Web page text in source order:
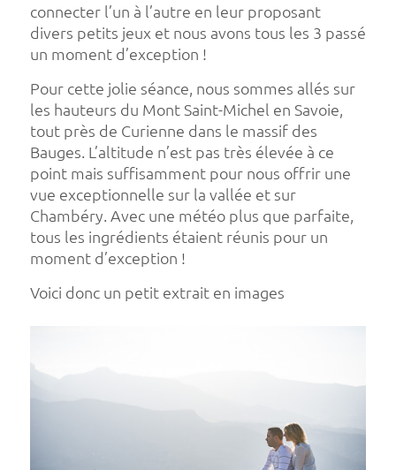
connecter l’un à l’autre en leur proposant
divers petits jeux et nous avons tous les 3 passé
un moment d’exception !
Pour cette jolie séance, nous sommes allés sur
les hauteurs du Mont Saint-Michel en Savoie,
tout près de Curienne dans le massif des
Bauges. L’altitude n’est pas très élevée à ce
point mais suffisamment pour nous offrir une
vue exceptionnelle sur la vallée et sur
Chambéry. Avec une météo plus que parfaite,
tous les ingrédients étaient réunis pour un
moment d’exception !
Voici donc un petit extrait en images